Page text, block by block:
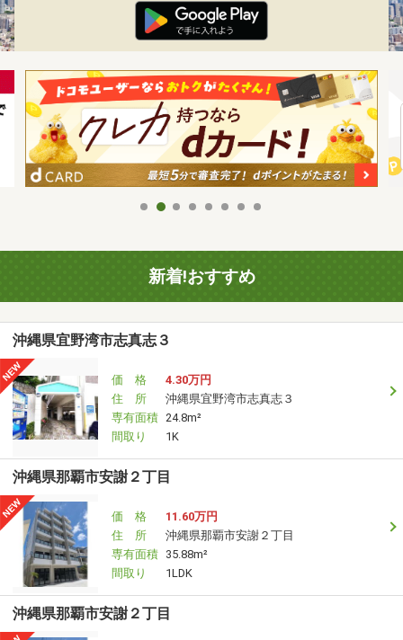
新着!おすすめ
沖縄県宜野湾市志真志３
価 格
4.30万円
住 所
沖縄県宜野湾市志真志３
専有面積 24.8m²
間取り
1K
沖縄県那覇市安謝２丁目
価 格
11.60万円
住 所
沖縄県那覇市安謝２丁目
専有面積 35.88m²
間取り
1LDK
沖縄県那覇市安謝２丁目